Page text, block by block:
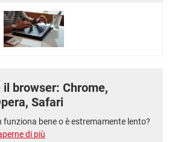
browser: Chrome,
Safari
bene o è estremamente lento?
di più